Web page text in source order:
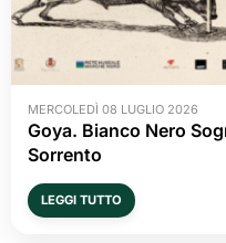
MERCOLEDÌ 08 LUGLIO 2026
Goya. Bianco Nero
Sorrento
LEGGI TUTTO